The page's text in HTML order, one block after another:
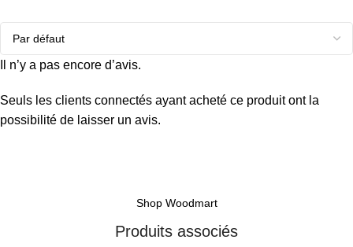
Il n’y a pas encore d’avis.
Seuls les clients connectés ayant acheté ce produit ont la
possibilité de laisser un avis.
Shop Woodmart
Produits associés